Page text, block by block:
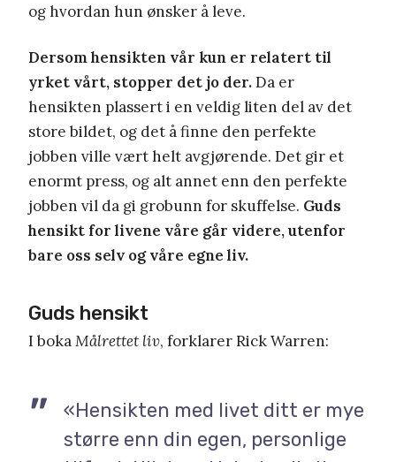
og hvordan hun ønsker å leve.
Dersom hensikten vår kun er relatert til
yrket vårt, stopper det jo der.Da er
hensikten plassert i en veldig liten del av det
store bildet, og det å finne den perfekte
jobben ville vært helt avgjørende. Det gir et
enormt press, og alt annet enn den perfekte
jobben vil da gi grobunn for skuffelse. Guds
hensikt for livene våre går videre, utenfor
bare oss selv og våre egne liv.
Guds hensikt
I bokaMålrettet liv, forklarer Rick Warren:
«Hensikten med livet ditt er mye
større enn din egen, personlige